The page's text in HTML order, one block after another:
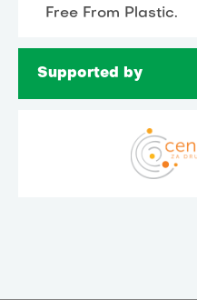
Free From Plastic.
Supported by